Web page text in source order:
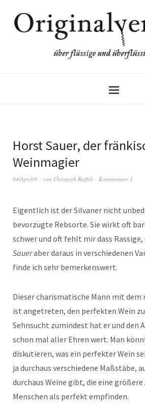
Horst Sauer, der
Weinmagier
04/Apr./09 von Christoph Raffelt Kommentare 1
Eigentlich ist der Silvaner nicht
bevorzugte Rebsorte. Sie wirkt oft
schwer und oft fehlt mir dass Rassige,
Saueraber daraus in verschiedenen
finde ich sehr bemerkenswert.
Dieser charismatische Mann mit dem
ist angetreten, den perfekten Wein
Sehnsucht zumindest hat er und den
schon mal aller Ehren wert. Man
diskutieren, was ein perfekter Wein
ja durchaus verschiedene Maßstäbe,
durchaus Weine gibt, die eine
Menschen als perfekt empfinden.